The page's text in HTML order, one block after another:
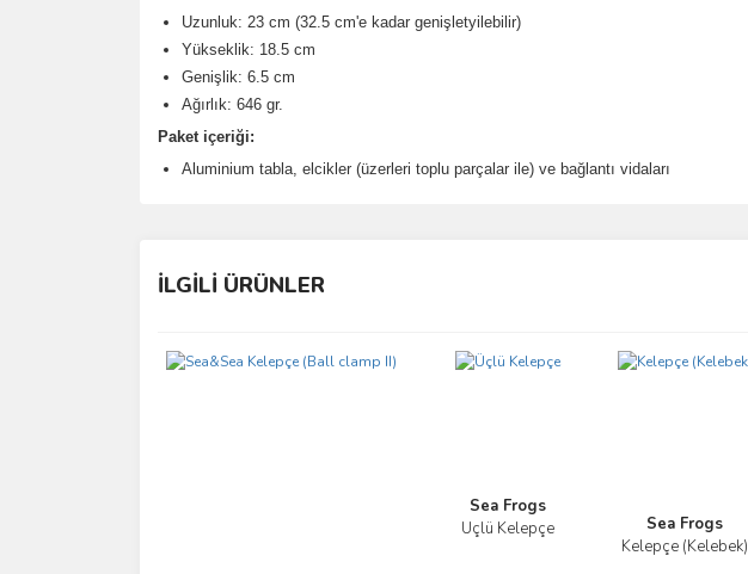
Uzunluk: 23 cm (32.5 cm'e kadar genişletyilebilir)
Yükseklik: 18.5 cm
Genişlik: 6.5 cm
Ağırlık: 646 gr.
Paket içeriği:
Aluminium tabla, elcikler (üzerleri toplu parçalar ile) ve bağlantı vidaları
Ürün açıklamasında eksik bilgiler bulunuyor.
İLGİLİ ÜRÜNLER
Sea Frogs
Üçlü Kelepçe
İncele
Sea Frogs
Kelepçe (Kelebek)
İncele